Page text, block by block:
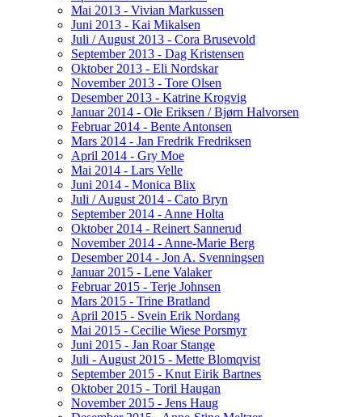
Mai 2013 - Vivian Markussen
Juni 2013 - Kai Mikalsen
Juli / August 2013 - Cora Brusevold
September 2013 - Dag Kristensen
Oktober 2013 - Eli Nordskar
November 2013 - Tore Olsen
Desember 2013 - Katrine Krogvig
Januar 2014 - Ole Eriksen / Bjørn Halvorsen
Februar 2014 - Bente Antonsen
Mars 2014 - Jan Fredrik Fredriksen
April 2014 - Gry Moe
Mai 2014 - Lars Velle
Juni 2014 - Monica Blix
Juli / August 2014 - Cato Bryn
September 2014 - Anne Holta
Oktober 2014 - Reinert Sannerud
November 2014 - Anne-Marie Berg
Desember 2014 - Jon A. Svenningsen
Januar 2015 - Lene Valaker
Februar 2015 - Terje Johnsen
Mars 2015 - Trine Bratland
April 2015 - Svein Erik Nordang
Mai 2015 - Cecilie Wiese Porsmyr
Juni 2015 - Jan Roar Stange
Juli - August 2015 - Mette Blomqvist
September 2015 - Knut Eirik Bartnes
Oktober 2015 - Toril Haugan
November 2015 - Jens Haug